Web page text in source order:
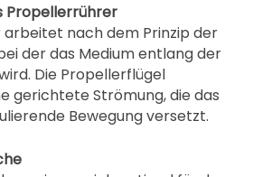
Propellerrührer
arbeitet nach dem Prinzip der
der das Medium entlang der
Die Propellerflügel
gerichtete Strömung, die das
Bewegung versetzt.